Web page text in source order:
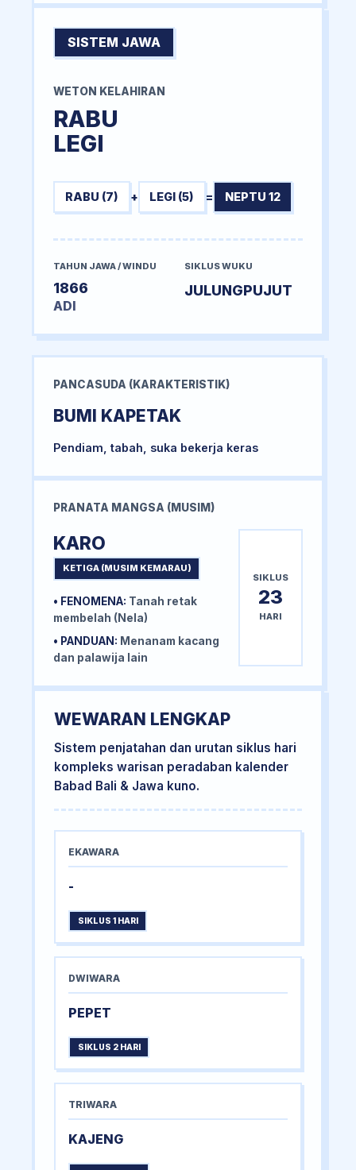
SISTEM JAWA
WETON KELAHIRAN
RABU
LEGI
RABU (7) + LEGI (5) = NEPTU 12
TAHUN JAWA / WINDU
1866
ADI
SIKLUS WUKU
JULUNGPUJUT
PANCASUDA (KARAKTERISTIK)
BUMI KAPETAK
Pendiam, tabah, suka bekerja keras
PRANATA MANGSA (MUSIM)
KARO
KETIGA (MUSIM KEMARAU)
• FENOMENA: Tanah retak
membelah (Nela)
• PANDUAN: Menanam kacang
dan palawija lain
SIKLUS
23
HARI
WEWARAN LENGKAP
Sistem penjatahan dan urutan siklus hari
kompleks warisan peradaban kalender
Babad Bali & Jawa kuno.
EKAWARA
-
SIKLUS 1 HARI
DWIWARA
PEPET
SIKLUS 2 HARI
TRIWARA
KAJENG